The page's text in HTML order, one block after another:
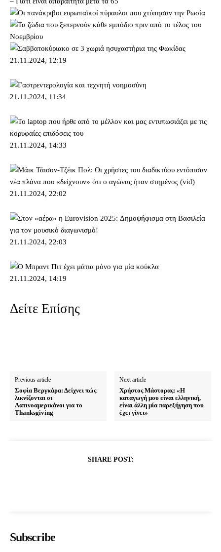
21.11.2024, 12:19
21.11.2024, 11:34
21.11.2024, 14:33
21.11.2024, 22:02
21.11.2024, 22:03
21.11.2024, 14:19
Δείτε Επίσης
Previous article
Σοφία Βεργκάρα: Δείχνει πώς
λικνίζονται οι
Λατινοαμερικάνοι για το
Thanksgiving
Next article
Χρήστος Μάστορας: «Η
καταγωγή μου είναι ελληνική,
είναι άλλη μία παρεξήγηση που
έχει γίνει»
SHARE POST:
Subscribe